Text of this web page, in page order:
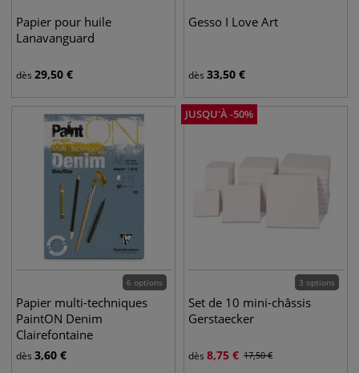
Papier pour huile
Lanavanguard
dès 29,50 €
Gesso I Love Art
dès 33,50 €
6 options
Papier multi-techniques
PaintON Denim
Clairefontaine
dès 3,60 €
JUSQU'À-50%
3 options
Set de 10 mini-châssis
Gerstaecker
dès 8,75 € 17,50€